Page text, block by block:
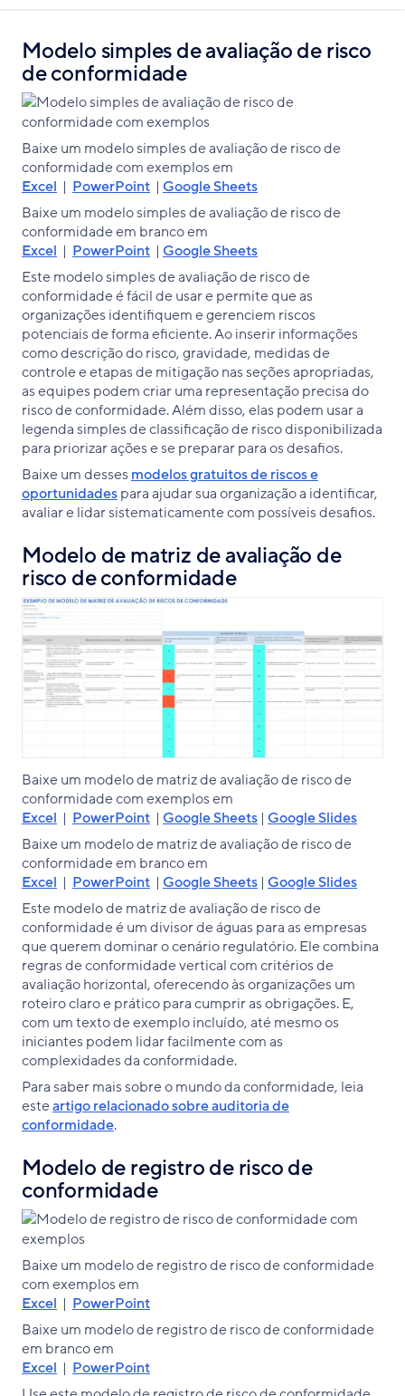
Modelo simples de avaliação de risco
de conformidade
Baixe um modelo simples de avaliação de risco de
conformidade com exemplos em
Excel | PowerPoint | Google Sheets
Baixe um modelo simples de avaliação de risco de
conformidade em branco em
Excel | PowerPoint | Google Sheets
Este modelo simples de avaliação de risco de
conformidade é fácil de usar e permite que as
organizações identifiquem e gerenciem riscos
potenciais de forma eficiente. Ao inserir informações
como descrição do risco, gravidade, medidas de
controle e etapas de mitigação nas seções apropriadas,
as equipes podem criar uma representação precisa do
risco de conformidade. Além disso, elas podem usar a
legenda simples de classificação de risco disponibilizada
para priorizar ações e se preparar para os desafios.
Baixe um desses modelos gratuitos de riscos e
oportunidadespara ajudar sua organização a identificar,
avaliar e lidar sistematicamente com possíveis desafios.
Modelo de matriz de avaliação de
risco de conformidade
Baixe um modelo de matriz de avaliação de risco de
conformidade com exemplos em
Excel | PowerPoint | Google Sheets | Google Slides
Baixe um modelo de matriz de avaliação de risco de
conformidade em branco em
Excel | PowerPoint | Google Sheets | Google Slides
Este modelo de matriz de avaliação de risco de
conformidade é um divisor de águas para as empresas
que querem dominar o cenário regulatório. Ele combina
regras de conformidade vertical com critérios de
avaliação horizontal, oferecendo às organizações um
roteiro claro e prático para cumprir as obrigações. E,
com um texto de exemplo incluído, até mesmo os
iniciantes podem lidar facilmente com as
complexidades da conformidade.
Para saber mais sobre o mundo da conformidade, leia
esteartigo relacionado sobre auditoria de
conformidade.
Modelo de registro de risco de
conformidade
Baixe um modelo de registro de risco de conformidade
com exemplos em
Excel | PowerPoint
Baixe um modelo de registro de risco de conformidade
em branco em
Excel | PowerPoint